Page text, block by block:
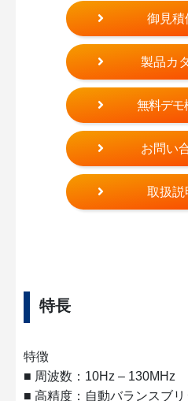
御見積
製品カ
無料デモ
お問い
取扱説
特長
特徴
■ 周波数：10Hz – 130MHz
■ 高精度：自動バランスブ